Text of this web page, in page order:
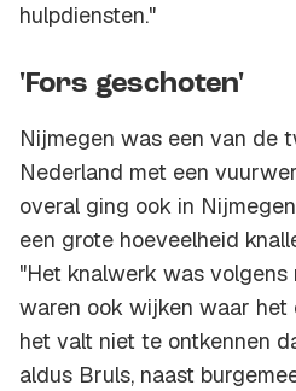
hulpdiensten."
'Fors geschoten'
Nijmegen was een van de
Nederland met een
overal ging ook in
een grote hoeveelheid
"Het knalwerk was
waren ook wijken waar het
het valt niet te ontkennen
aldus Bruls, naast